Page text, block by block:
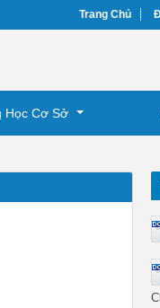
Trang Chủ
Học Cơ Sở